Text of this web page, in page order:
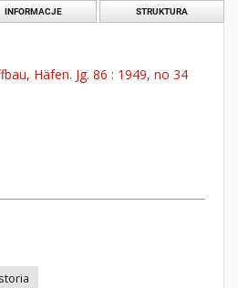
INFORMACJE STRUKTURA
Häfen. Jg. 86 : 1949, no 34